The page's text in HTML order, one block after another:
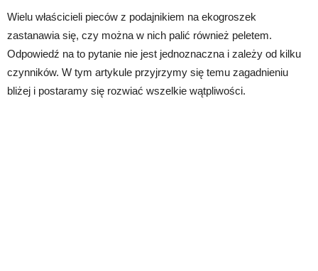
Wielu właścicieli pieców z podajnikiem na ekogroszek
zastanawia się, czy można w nich palić również peletem.
Odpowiedź na to pytanie nie jest jednoznaczna i zależy od kilku
czynników. W tym artykule przyjrzymy się temu zagadnieniu
bliżej i postaramy się rozwiać wszelkie wątpliwości.